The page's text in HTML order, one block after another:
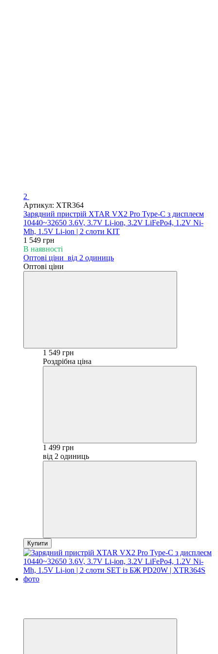
2
Артикул: XTR364
Зарядний пристрій XTAR VX2 Pro Type-C з дисплеєм
10440~32650 3.6V, 3.7V Li-ion, 3.2V LiFePo4, 1.2V Ni-
Mh, 1.5V Li-ion | 2 слоти KIT
1 549 грн
В наявності
Оптові ціни від 2 одиниць
Оптові ціни
1 549 грн
Роздрібна ціна
1 499 грн
від 2 одиниць
Купити